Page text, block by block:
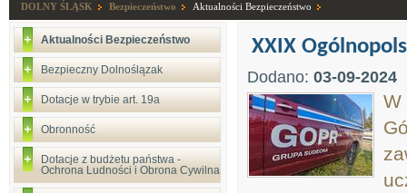
DOLNY ŚLĄSK Bezpieczeństwo Aktualności Bezpieczeństwo
Aktualności Bezpieczeństwo
Bezpieczny Dolnoślązak
Dotacje w trybie art. 19a
Obronność
Dotacje z budżetu państwa -
Ochrona Ludności i Obrona Cywilna
XXIX
Dodano: 03-09-2024
W